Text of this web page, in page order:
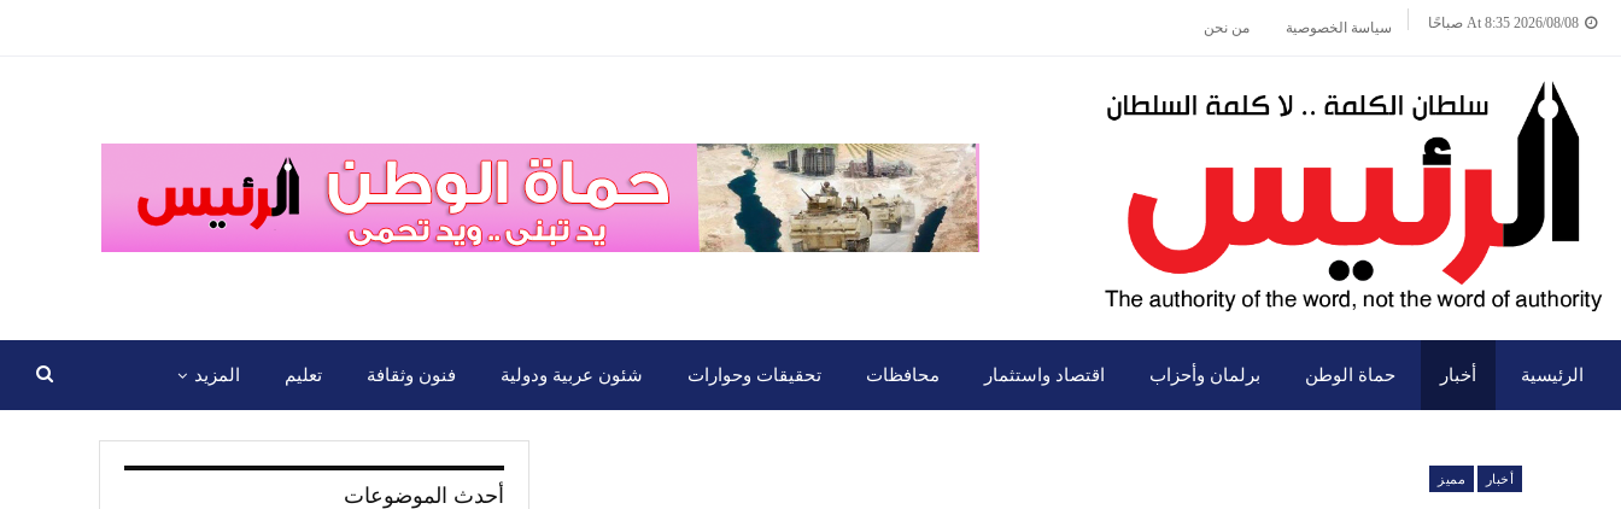
2026/08/08 At 8:35 صباحًا سياسة الخصوصية من نحن
الرئيسية أخبار حماة الوطن برلمان وأحزاب اقتصاد واستثمار محافظات تحقيقات وحوارات شئون عربية ودولية فنون وثقافة تعليم المزيد
أخبار مميز
أحدث الموضوعات